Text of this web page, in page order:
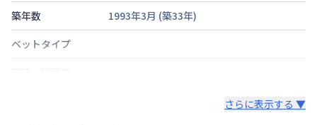
築年数 1993年3月 (築33年)
ベットタイプ
さらに表示する ▼